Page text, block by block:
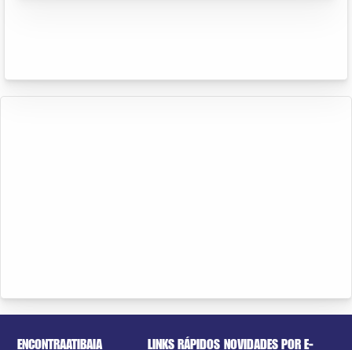
ENCONTRAATIBAIA LINKS RÁPIDOS NOVIDADES POR E-